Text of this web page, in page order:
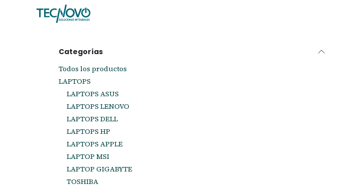
Categorías
Todos los productos
LAPTOPS
LAPTOPS ASUS
LAPTOPS LENOVO
LAPTOPS DELL
LAPTOPS HP
LAPTOPS APPLE
LAPTOP MSI
LAPTOP GIGABYTE
TOSHIBA